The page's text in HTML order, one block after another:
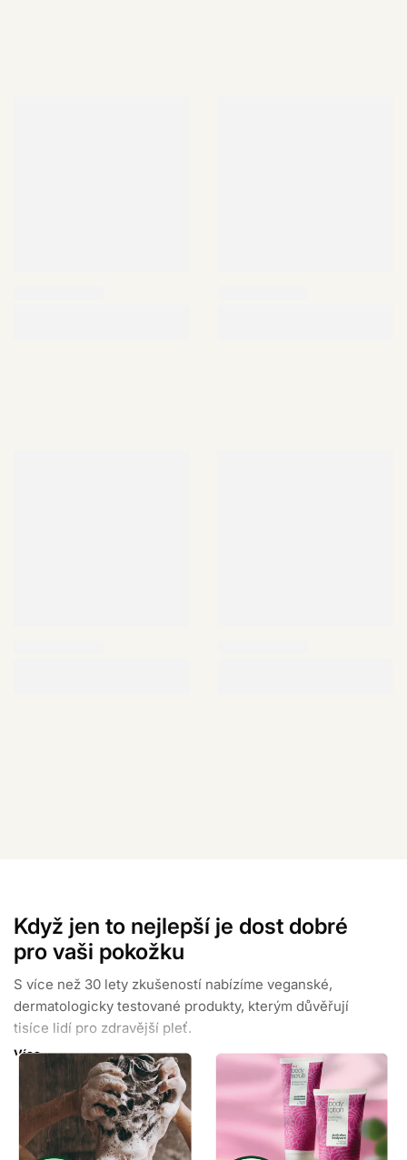
Když jen to nejlepší je dost dobré
pro vaši pokožku
S více než 30 lety zkušeností nabízíme veganské,
dermatologicky testované produkty, kterým důvěřují
tisíce lidí pro zdravější pleť.
S podporou více než 30 000 pozitivních recenzí a
mnoha oceněními garantujeme vaši spokojenost s
našimi produkty zaměřenými na řešení konkrétních
problémů.
Více